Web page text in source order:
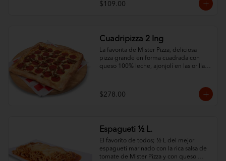
$109.00
Cuadripizza 2 Ing
La favorita de Mister Pizza, deliciosa
pizza grande en forma cuadrada con
queso 100% leche, ajonjolí en las orillas
$278.00
Espagueti ½ L.
El favorito de todos; ½ L del mejor
espagueti marinado con la rica salsa de
tomate de Mister Pizza y con queso